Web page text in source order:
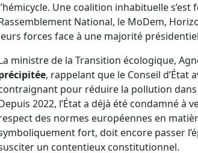
Une coalition inhabituelle
National, le MoDem,
forces face à une majorité
ministre de la Transition écologique,
, rappelant que le Conseil d’État
pour réduire la pollution
2022, l’État a déjà été condamné à
des normes européennes en
fort, doit encore passer
un contentieux constitutionnel.